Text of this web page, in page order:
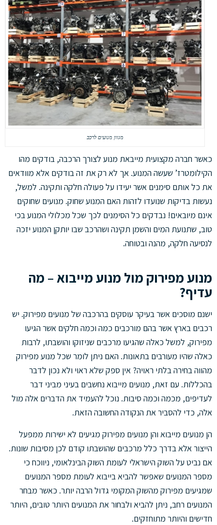
מגוון מנועים לרכב
כאשר חברה מקצועית מייבאת מנוע לצורך הרכבה, בודקים מהו
הקילומטרז’ שעשה המנוע. אך לא רק את זה בודקים אלא מוודאים
את כל אותם סימנים אשר יעידו על פעולה חלקה ותקינה. למשל,
נעשות בדיקות שנועדו לזהות האם המנוע שחוק. מנועים שחוקים
אינם מיובאים! נבדקים כל הסימנים לכך שכל מכלולי המנוע בכי
טוב, שתנועת המים והשמן תקינה ושהרכב שבו יותקן המנוע יזכה
לנסיעה חלקה, מהנה ובטוחה.
מנוע מפירוק מול מנוע מייבוא – מה
עדיף?
ישנם מוסכים אשר בעיקר עוסקים בהרכבה של מנועים מפירוק. יש
רכבים בארץ אשר בהם מורכבים כמה וכמה חלקים אשר הגיעו
מפירוק, למשל כאלה שהגיעו מרכבים שניזוקו והושבתו, לרבות
כאלה שהיו מעורבים בתאונות. האם ניתן לומר שכל מנוע מפירוק
מהווה בחירה בלתי ראויה? אין ספק שלא ראוי ולא נכון לדבר
בהכללות. עם זאת, מנועים מייבוא נחשבים בעיני מביני דבר
לעדיפים, מכמה וכמה סיבות. נוכל להעמיד את הדברים אלה מול
אלה, כדי להסביר את הנקודה החשובה הזאת.
הן מנועים מייבוא והן מנועים מפירוק מגיעים לא ישירות ממפעל
הייצור אלא בדרך כלל מרכבים שהושבתו קודם לכן מסיבות שונות.
אם נביט על השוק הישראלי לעומת השוק הבינלאומי, ניווכח כי
מספר המנועים שאפשר להביא בייבוא לעומת מספר המנועים
שמגיעים מפירוק מהשוק המקומי גדול הרבה יותר. כאשר מבחר
המנועים רחב, ניתן להביא ולבחור את המנועים היותר טובים, היותר
חדישים והיותר מתוחזקים.